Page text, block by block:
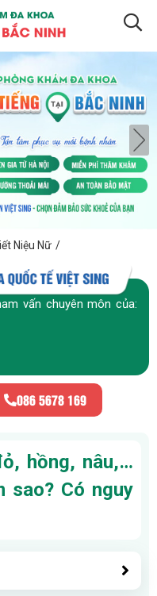
Niệu Nữ /
vấn chuyên môn của:
086 5678 169
hồng, nâu,…
sao? Có nguy